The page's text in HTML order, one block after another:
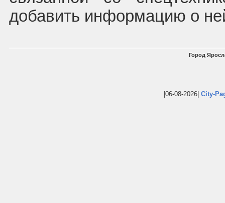
добавить информацию о
Город
|06-08-2026| City-